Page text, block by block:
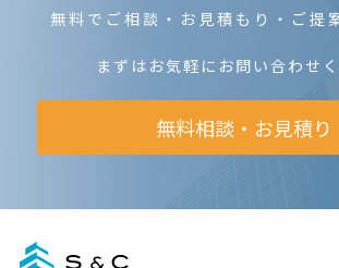
無料でご相談・お見積もり・ご提
まずはお気軽にお問い合わせ
無料相談・お見積り